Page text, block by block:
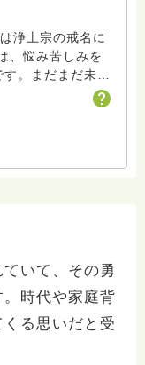
浄土宗の戒名に
、悩み苦しみを
。まだまだ未熟
いて、その勇
時代や家庭背
る思いだと受